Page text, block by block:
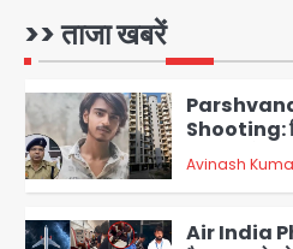
>> ताजा खबरें
वर्षीय किशोर
Avinash
Air India
कैप्टन का डोप
DGCA जांच
Avinash